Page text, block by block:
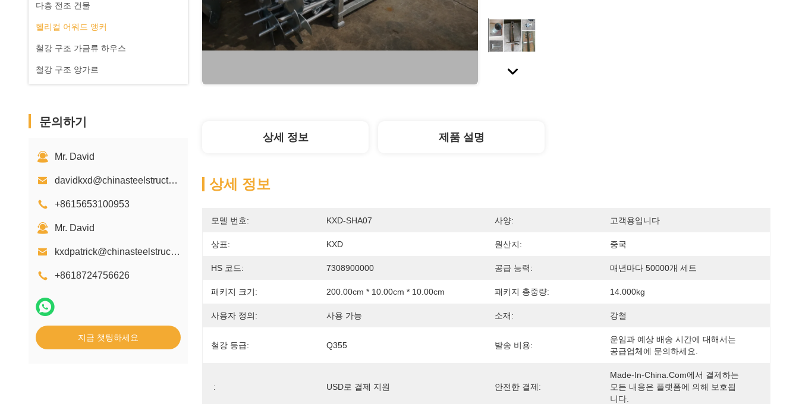
다층 전조 건물
헬리컬 어워드 앵커
철강 구조 가금류 하우스
철강 구조 앙가르
문의하기
Mr. David
davidkxd@chinasteelstructure.cn
+8615653100953
Mr. David
kxdpatrick@chinasteelstructure.cn
+8618724756626
지금 챗팅하세요
상세 정보 제품 설명
상세 정보
모델 번호: KXD-SHA07 사양: 고객용입니다
상표: KXD 원산지: 중국
HS 코드: 7308900000 공급 능력: 매년마다 50000개 세트
패키지 크기: 200.00cm * 10.00cm * 10.00cm 패키지 총중량: 14.000kg
사용자 정의: 사용 가능 소재: 강철
철강 등급: Q355 발송 비용:
운임과 예상 배송 시간에 대해서는
공급업체에 문의하세요.
: USD로 결제 지원 안전한 결제:
Made-In-China.com에서 결제하는
모든 내용은 플랫폼에 의해 보호됩
니다.